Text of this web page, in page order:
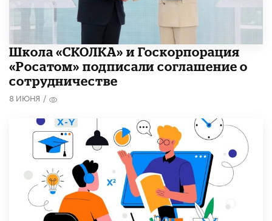
Школа «СКОЛКА» и Госкорпорация
«Росатом» подписали соглашение о
сотрудничестве
8 ИЮНЯ /